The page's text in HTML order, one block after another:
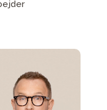
Skriv til Jakob